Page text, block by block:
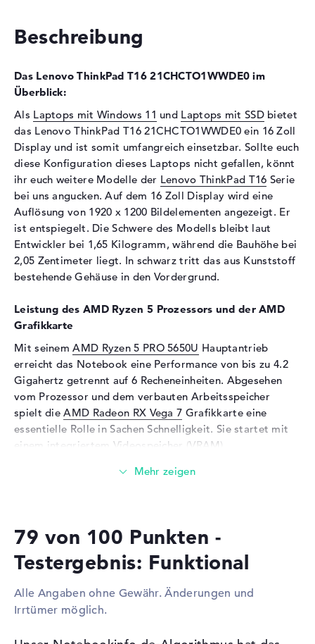
Laufwerks-Typ
Display-Typ
16" TFT
Max. Auflösung
Auflösungstyp
WUXGA
Besonderheiten
Display, entspiegelt, LED-
Hintergrundbeleuchtung, IPS
Panel
Audio
Soundkarte
Realtek ALC3287
Webcam
Sensorauflösung
0,9 MP
Eingabegeräte
Multi-Touch-Trackpad,
Tastatur
Beleuchtet (hintergrund),
Flüssigkeitsabweisend
Netzwerk
Netzwerkkarte
Gigabit Ethernet
(10/100/1000)
WLAN
802.11a, 802.11ac, 802.11ax,
Bluetooth 5
Schnittstellen
2 x USB 3.2 - Typ A, 2 x USB
3.2 - Typ C
Video
2 x DisplayPort über USB-C, 1
Audio
1 x 2-in-1 Audio Jack
Beschreibung
Das Lenovo ThinkPad T16 21CHCTO1WWDE0 im
Überblick:
Als Laptops mit Windows 11 und Laptops mit SSDbietet
das Lenovo ThinkPad T16 21CHCTO1WWDE0 ein 16 Zoll
Display und ist somit umfangreich einsetzbar. Sollte euch
diese Konfiguration dieses Laptops nicht gefallen, könnt
ihr euch weitere Modelle der Lenovo ThinkPad T16 Serie
bei uns angucken. Auf dem 16 Zoll Display wird eine
Auflösung von 1920 x 1200 Bildelementen angezeigt. Er
ist entspiegelt. Die Schwere des Modells bleibt laut
Entwickler bei 1,65 Kilogramm, während die Bauhöhe bei
2,05 Zentimeter liegt. In schwarz tritt das aus Kunststoff
bestehende Gehäuse in den Vordergrund.
Leistung des AMD Ryzen 5 Prozessors und der AMD
Grafikkarte
Mit seinemAMD Ryzen 5 PRO 5650U Hauptantrieb
erreicht das Notebook eine Performance von bis zu 4.2
Gigahertz getrennt auf 6 Recheneinheiten. Abgesehen
vom Prozessor und dem verbauten Arbeitsspeicher
spielt dieAMD Radeon RX Vega 7 Grafikkarte eine
essentielle Rolle in Sachen Schnelligkeit. Sie startet mit
einem integriertem Videospeicher (VRAM).
Wieviel Speicher hat das Lenovo ThinkPad T16
und erscheint mit der LPDDR5 (6400MHZ) Technologie.
werden. Die 256 GB SSD Festplatte bietet Platz für eure
Diese Schnittstellen und Funkverbindungen sind an
79 von 100 Punkten -
Testergebnis: Funktional
Alle Angaben ohne Gewähr. Änderungen und
Irrtümer möglich.